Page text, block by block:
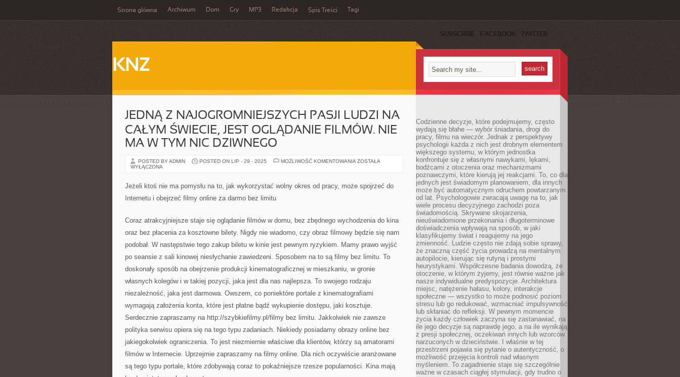
Strona główna Archiwum Dom Gry MP3 Redakcja Spis Treści Tagi
SUBSCRIBE FACEBOOK TWITTER
KNZ
JEDNĄ Z NAJOGROMNIEJSZYCH PASJI LUDZI NA
CAŁYM ŚWIECIE, JEST OGLĄDANIE FILMÓW. NIE
MA W TYM NIC DZIWNEGO
POSTED BY ADMIN POSTED ON LIP - 29 - 2025 MOŻLIWOŚĆ KOMENTOWANIA JEDNĄ
LUDZI
NA
NIE
W
NIC
DZIWNEGO
ZOSTAŁA
WYŁĄCZONA
Jeżeli ktoś nie ma pomysłu na to, jak wykorzystać wolny okres od pracy, może spojrzeć do
Internetu i obejrzeć filmy online za darmo bez limitu
Coraz atrakcyjniejsze staje się oglądanie filmów w domu, bez zbędnego wychodzenia do kina
oraz bez płacenia za kosztowne bilety. Nigdy nie wiadomo, czy obraz filmowy będzie się nam
podobał. W następstwie tego zakup biletu w kinie jest pewnym ryzykiem. Mamy prawo wyjść
po seansie z sali kinowej niesłychanie zawiedzeni. Sposobem na to są filmy bez limitu. To
doskonały sposób na obejrzenie produkcji kinematograficznej w mieszkaniu, w gronie
własnych kolegów i w takiej pozycji, jaka jest dla nas najlepsza. To swojego rodzaju
niezależność, jaka jest darmowa. Owszem, co poniektóre portale z kinematografiami
wymagają założenia konta, które jest płatne bądź wykupienie dostępu, jaki kosztuje.
Serdecznie zapraszamy na http://szybkiefilmy.pl/filmy bez limitu. Jakkolwiek nie zawsze
polityka serwisu opiera się na tego typu zadaniach. Niekiedy posiadamy obrazy online bez
jakiegokolwiek ograniczenia. To jest niezmiernie właściwe dla klientów, którzy są amatorami
filmów w Internecie. Uprzejmie zapraszamy na filmy online. Dla nich oczywiście aranżowane
są tego typu portale, które zdobywają coraz to pokaźniejsze rzesze popularności. Kina mają
Codzienne decyzje, które podejmujemy, często
wydają się błahe — wybór śniadania, drogi do
pracy, filmu na wieczór. Jednak z perspektywy
psychologii każda z nich jest drobnym elementem
większego systemu, w którym jednostka
konfrontuje się z własnymi nawykami, lękami,
bodźcami z otoczenia oraz mechanizmami
poznawczymi, które kierują jej reakcjami. To, co dla
jednych jest świadomym planowaniem, dla innych
może być automatycznym odruchem powtarzanym
od lat. Psychologowie zwracają uwagę na to, jak
wiele procesu decyzyjnego zachodzi poza
świadomością. Skrywane skojarzenia,
nieuświadomione przekonania i długoterminowe
doświadczenia wpływają na sposób, w jaki
klasyfikujemy świat i reagujemy na jego
zmienność. Ludzie często nie zdają sobie sprawy,
że znaczną część życia prowadzą na mentalnym
autopilocie, kierując się rutyną i prostymi
heurystykami. Współczesne badania dowodzą, że
otoczenie, w którym żyjemy, jest równie ważne jak
nasze indywidualne predyspozycje. Architektura
miejsc, natężenie hałasu, kolory, interakcje
społeczne — wszystko to może podnosić poziom
stresu lub go redukować, wzmacniać impulsywność
lub skłaniać do refleksji. W pewnym momencie
życia każdy człowiek zaczyna się zastanawiać, na
ile jego decyzje są naprawdę jego, a na ile wynikają
z presji społecznej, oczekiwań innych lub wzorców
narzuconych w dzieciństwie. I właśnie w tej
przestrzeni pojawia się pytanie o autentyczność, o
możliwość przejęcia kontroli nad własnym
myśleniem. To zagadnienie staje się szczególnie
ważne w czasach ciągłej stymulacji, gdy trudno o